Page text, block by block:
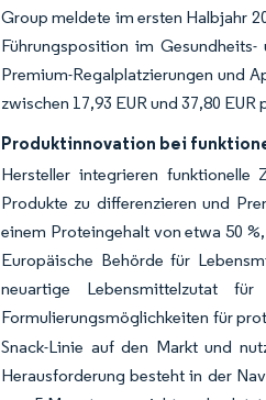
Group meldete im ersten Halbjahr
Führungsposition im
Premium-Regalplatzierungen und
zwischen 17,93 EUR und 37,80
Produktinnovation bei
Hersteller integrieren
Produkte zu differenzieren und
einem Proteingehalt von etwa 50
Europäische Behörde für
neuartige Lebensmittelzutat
Formulierungsmöglichkeiten für
Snack-Linie auf den Markt und
Herausforderung besteht in der